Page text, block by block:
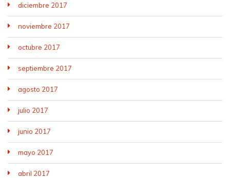
diciembre 2017
noviembre 2017
octubre 2017
septiembre 2017
agosto 2017
julio 2017
junio 2017
mayo 2017
abril 2017